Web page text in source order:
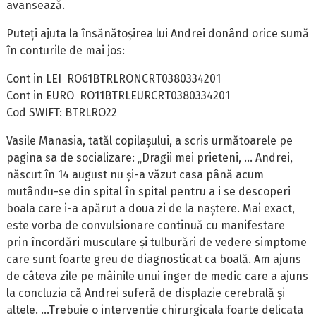
avansează.
Puteți ajuta la însănătoșirea lui Andrei donând orice sumă
în conturile de mai jos:
Cont in LEI RO61BTRLRONCRT0380334201
Cont in EURO RO11BTRLEURCRT0380334201
Cod SWIFT: BTRLRO22
Vasile Manasia, tatăl copilașului, a scris următoarele pe
pagina sa de socializare: „Dragii mei prieteni, ... Andrei,
născut în 14 august nu și-a văzut casa până acum
mutându-se din spital în spital pentru a i se descoperi
boala care i-a apărut a doua zi de la naștere. Mai exact,
este vorba de convulsionare continuă cu manifestare
prin încordări musculare și tulburări de vedere simptome
care sunt foarte greu de diagnosticat ca boală. Am ajuns
de câteva zile pe mâinile unui înger de medic care a ajuns
la concluzia că Andrei suferă de displazie cerebrală și
altele. ...Trebuie o interventie chirurgicala foarte delicata